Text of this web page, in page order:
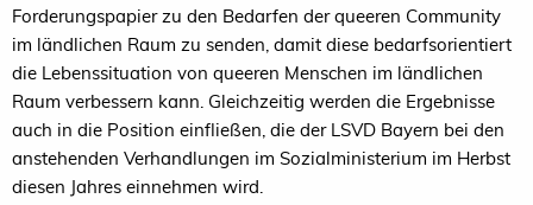
Forderungspapier zu den Bedarfen der queeren Community
im ländlichen Raum zu senden, damit diese bedarfsorientiert
die Lebenssituation von queeren Menschen im ländlichen
Raum verbessern kann. Gleichzeitig werden die Ergebnisse
auch in die Position einfließen, die der LSVD Bayern bei den
anstehenden Verhandlungen im Sozialministerium im Herbst
diesen Jahres einnehmen wird.